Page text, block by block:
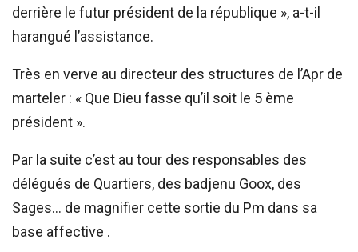
derrière le futur président de la république », a-t-il
harangué l’assistance.
Très en verve au directeur des structures de l’Apr de
marteler : « Que Dieu fasse qu’il soit le 5 ème
président ».
Par la suite c’est au tour des responsables des
délégués de Quartiers, des badjenu Goox, des
Sages… de magnifier cette sortie du Pm dans sa
base affective .